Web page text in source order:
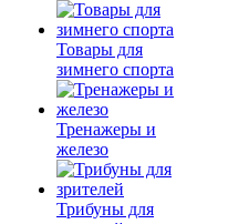
Товары для
зимнего спорта
Тренажеры и
железо
Трибуны для